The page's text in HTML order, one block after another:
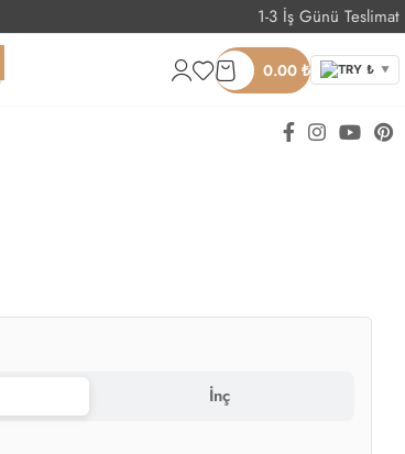
1-3 İş Günü Teslimat
0.00 ₺ TRY ₺ ▼
İnç